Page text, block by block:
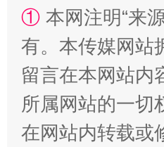
① 本网注明“来
有。本传媒网站
留言在本网站内
所属网站的一切
在网站内转载或